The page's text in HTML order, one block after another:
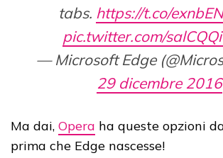
tabs. https://t.co/
pic.twitter.com/
— Microsoft Edge
29 dicembre 2016
Ma dai, Opera ha queste opzioni
prima che Edge nascesse!